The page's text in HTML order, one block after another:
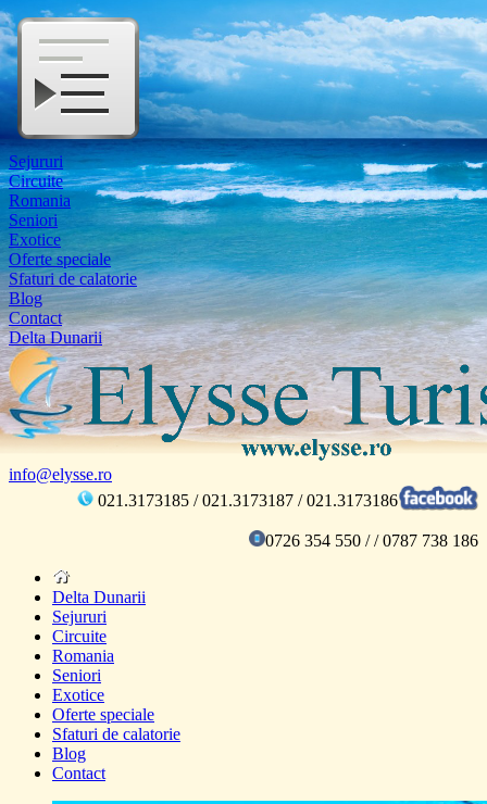
Sejururi
Circuite
Romania
Seniori
Exotice
Oferte speciale
Sfaturi de calatorie
Blog
Contact
Delta Dunarii
info@elysse.ro
021.3173185 / 021.3173187 / 021.3173186
0726 354 550 / / 0787 738 186
Delta Dunarii
Sejururi
Circuite
Romania
Seniori
Exotice
Oferte speciale
Sfaturi de calatorie
Blog
Contact